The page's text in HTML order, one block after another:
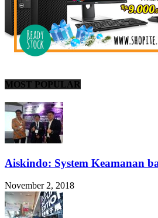
MOST POPULAR
Aiskindo: System Keamanan
November 2, 2018